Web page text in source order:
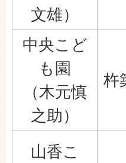
文雄）
中央こど
も園
（木元慎
之助）
杵
山香こ